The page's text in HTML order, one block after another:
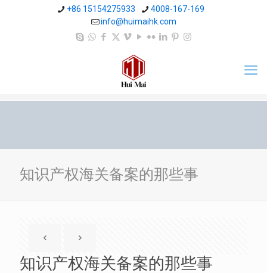
+86 15154275933
4008-167-169
info@huimaihk.com
知识产权海关备案的那些事
知识产权海关备案的那些事